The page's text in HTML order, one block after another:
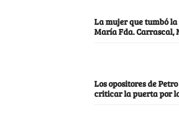
La mujer que tumbó
María Fda. Carrascal,
Los opositores de
criticar la puerta por